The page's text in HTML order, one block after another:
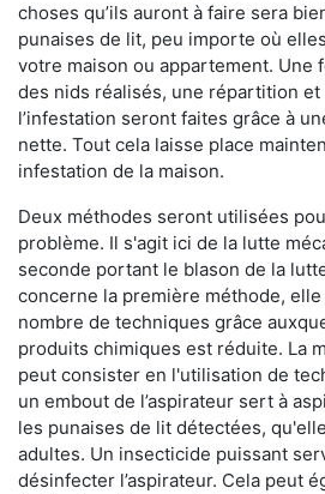
choses qu’ils auront à faire sera
punaises de lit, peu importe où
votre maison ou appartement. Une
des nids réalisés, une répartition
l’infestation seront faites grâce à
nette. Tout cela laisse place
infestation de la maison.
Deux méthodes seront utilisées
problème. Il s'agit ici de la lutte
seconde portant le blason de la
concerne la première méthode,
nombre de techniques grâce
produits chimiques est réduite. La
peut consister en l'utilisation de
un embout de l’aspirateur sert à
les punaises de lit détectées,
adultes. Un insecticide puissant
désinfecter l’aspirateur. Cela peut